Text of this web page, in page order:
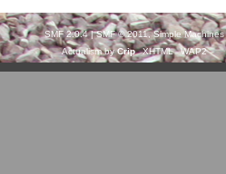
SMF 2.0.4|SMF © 2011,Simple Machines
Actualism byCrip XHTML WAP2